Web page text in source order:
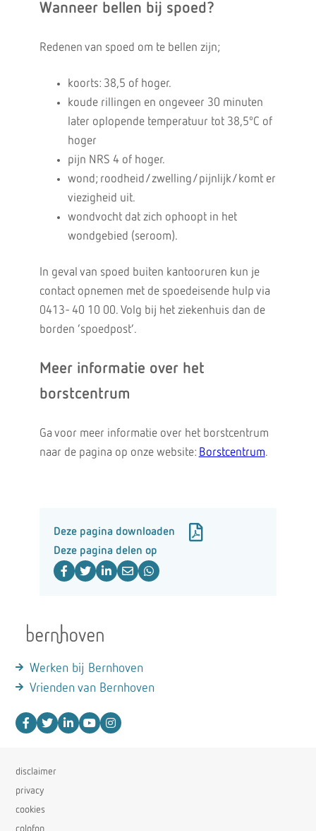
Wanneer bellen bij spoed?
Redenen van spoed om te bellen zijn;
koorts: 38,5 of hoger.
koude rillingen en ongeveer 30 minuten
later oplopende temperatuur tot 38,5ºC of
hoger
pijn NRS 4 of hoger.
wond; roodheid/zwelling/pijnlijk/komt er
viezigheid uit.
wondvocht dat zich ophoopt in het
wondgebied (seroom).
In geval van spoed buiten kantooruren kun je
contact opnemen met de spoedeisende hulp via
0413- 40 10 00. Volg bij het ziekenhuis dan de
borden ‘spoedpost’.
Meer informatie over het
borstcentrum
Ga voor meer informatie over het borstcentrum
naar de pagina op onze website: Borstcentrum.
Deze pagina downloaden
Deze pagina delen op
Werken bij Bernhoven
Vrienden van Bernhoven
disclaimer
privacy
cookies
colofon